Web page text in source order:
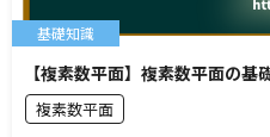
【複素数平面】複素数平面の基
複素数平面
基礎知識